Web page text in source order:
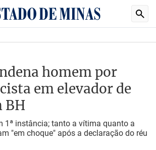
homem por
em elevador de
BH
1ª instância; tanto a vítima quanto a
"em choque" após a declaração do réu